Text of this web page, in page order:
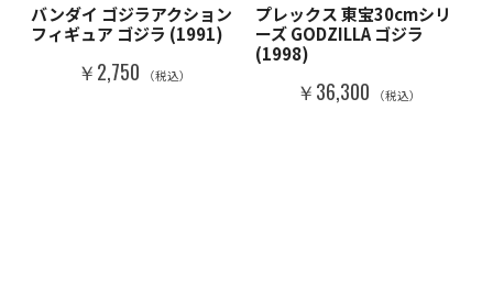
バンダイ ゴジラアクション
フィギュア ゴジラ (1991)
￥2,750 （税込）
プレックス 東宝30cmシリ
ーズ GODZILLA ゴジラ
(1998)
￥36,300 （税込）